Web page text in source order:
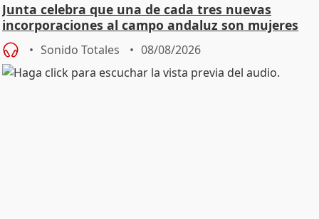
Junta celebra que una de cada tres nuevas
incorporaciones al campo andaluz son mujeres
jóvenes
Sonido Totales 08/08/2026